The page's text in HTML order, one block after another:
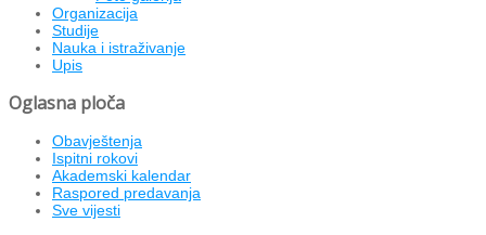
Organizacija
Studije
Nauka i istraživanje
Upis
Oglasna ploča
Obavještenja
Ispitni rokovi
Akademski kalendar
Raspored predavanja
Sve vijesti